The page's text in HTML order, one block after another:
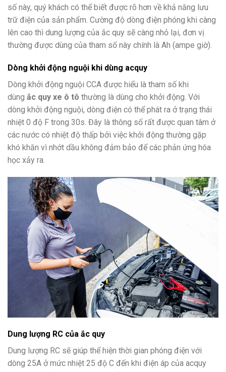
số này, quý khách có thể biết được rõ hơn về khả năng lưu
trữ điện của sản phẩm. Cường độ dòng điện phóng khi càng
lên cao thì dung lượng của ắc quy sẽ càng nhỏ lại, đơn vị
thường được dùng của tham số này chính là Ah (ampe giờ).
Dòng khởi động nguội khi dùng acquy
Dòng khởi động nguội CCA được hiểu là tham số khi
dùng ắc quy xe ô tô thường là dùng cho khởi động. Với
dòng khởi động nguội, dòng điện có thể phát ra ở trạng thái
nhiệt 0 độ F trong 30s. Đây là thông số rất được quan tâm ở
các nước có nhiệt độ thấp bởi việc khởi động thường gặp
khó khăn vì nhớt dầu không đảm bảo để các phản ứng hóa
học xảy ra.
Dung lượng RC của ắc quy
Dung lượng RC sẽ giúp thể hiện thời gian phóng điện với
dòng 25A ở mức nhiệt 25 độ C đến khi điện áp của acquy